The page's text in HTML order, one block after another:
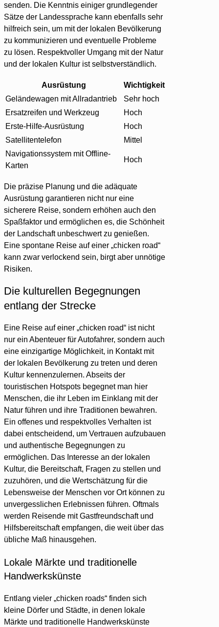
senden. Die Kenntnis einiger grundlegender
Sätze der Landessprache kann ebenfalls sehr
hilfreich sein, um mit der lokalen Bevölkerung
zu kommunizieren und eventuelle Probleme
zu lösen. Respektvoller Umgang mit der Natur
und der lokalen Kultur ist selbstverständlich.
Ausrüstung
Wichtigkeit
Geländewagen mit Allradantrieb
Sehr hoch
Ersatzreifen und Werkzeug
Hoch
Erste-Hilfe-Ausrüstung
Hoch
Satellitentelefon
Mittel
Navigationssystem mit Offline-
Karten
Hoch
Die präzise Planung und die adäquate
Ausrüstung garantieren nicht nur eine
sicherere Reise, sondern erhöhen auch den
Spaßfaktor und ermöglichen es, die Schönheit
der Landschaft unbeschwert zu genießen.
Eine spontane Reise auf einer „chicken road“
kann zwar verlockend sein, birgt aber unnötige
Risiken.
Die kulturellen Begegnungen
entlang der Strecke
Eine Reise auf einer „chicken road“ ist nicht
nur ein Abenteuer für Autofahrer, sondern auch
eine einzigartige Möglichkeit, in Kontakt mit
der lokalen Bevölkerung zu treten und deren
Kultur kennenzulernen. Abseits der
touristischen Hotspots begegnet man hier
Menschen, die ihr Leben im Einklang mit der
Natur führen und ihre Traditionen bewahren.
Ein offenes und respektvolles Verhalten ist
dabei entscheidend, um Vertrauen aufzubauen
und authentische Begegnungen zu
ermöglichen. Das Interesse an der lokalen
Kultur, die Bereitschaft, Fragen zu stellen und
zuzuhören, und die Wertschätzung für die
Lebensweise der Menschen vor Ort können zu
unvergesslichen Erlebnissen führen. Oftmals
werden Reisende mit Gastfreundschaft und
Hilfsbereitschaft empfangen, die weit über das
übliche Maß hinausgehen.
Lokale Märkte und traditionelle
Handwerkskünste
Entlang vieler „chicken roads“ finden sich
kleine Dörfer und Städte, in denen lokale
Märkte und traditionelle Handwerkskünste